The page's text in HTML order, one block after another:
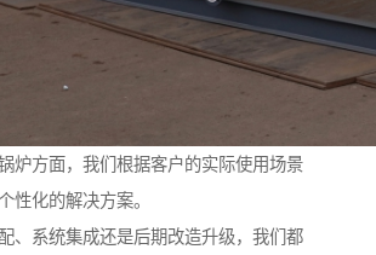
炉方面，我们根据客户的实际使用场景
性化的解决方案。
、系统集成还是后期改造升级，我们都